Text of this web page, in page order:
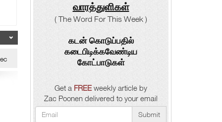
வாரத்துளிகள்
( The Word For This Week )
கடன் கொடுப்பதில்
கடைபிடிக்கவேண்டிய
கோட்பாடுகள்
Get a FREEweekly article by
Zac Poonen delivered to your email
Submit